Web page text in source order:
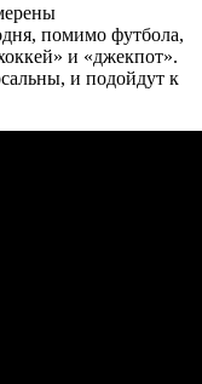
помимо футбола,
и «джекпот».
и подойдут к